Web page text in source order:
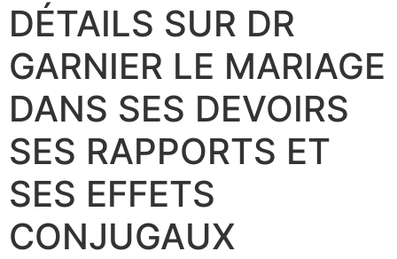
DÉTAILS SUR DR
GARNIER ‎LE MARIAGE
DANS SES DEVOIRS
SES RAPPORTS ET
SES EFFETS
CONJUGAUX‎